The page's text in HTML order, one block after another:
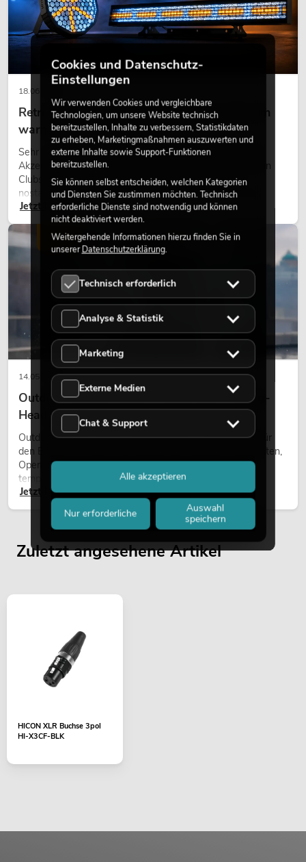
18.06.2026
Retro-Licht im modernen Lichtdesign: Warum
warmes Licht wieder wirkt
Sehr warmes Licht, sichtbare Leuchtflächen und farbige
Akzente prägen viele aktuelle Lichtdesigns auf Bühnen, in
Clubs und bei Events. Retro-Licht ist dabei kein rein
nostalgischer Effekt, sondern ein bewusst eingesetztes
Gestaltungsmittel: Es schafft Atmosphäre, gibt Szenen
Charakter und kann technische LED-Setups emotionaler
wirken lassen.
Jetzt lesen
14.05.2026
Outdoor Moving-Heads: Wetterfeste Moving-
Heads bei Events
Outdoor Moving-Heads sind bewegliche Scheinwerfer für
den Einsatz im Freien. Sie werden bei Festivals, Stadtfesten,
Open-Air-Konzerten, Architekturinszenierungen und
temporären Außeninstallationen eingesetzt.
Jetzt lesen
LICHT
Zuletzt angesehene Artikel
HICON XLR Buchse 3pol
HI-X3CF-BLK
Cookies und Datenschutz-
Einstellungen
Wir verwenden Cookies und vergleichbare
Technologien, um unsere Website technisch
bereitzustellen, Inhalte zu verbessern, Statistikdaten
zu erheben, Marketingmaßnahmen auszuwerten und
externe Inhalte sowie Support-Funktionen
bereitzustellen.
Sie können selbst entscheiden, welchen Kategorien
und Diensten Sie zustimmen möchten. Technisch
erforderliche Dienste sind notwendig und können
nicht deaktiviert werden.
Weitergehende Informationen hierzu finden Sie in
unsererDatenschutzerklärung.
Technisch erforderlich
Analyse & Statistik
Marketing
Externe Medien
Chat & Support
Nur erforderliche
Auswahl
speichern
Alle akzeptieren